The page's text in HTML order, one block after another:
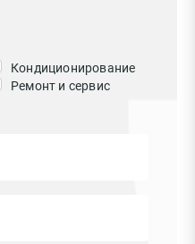
Кондиционирование
Ремонт и сервис